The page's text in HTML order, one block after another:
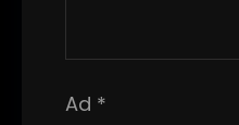
Ad *